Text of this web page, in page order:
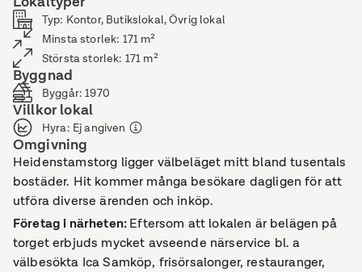
Typ: Kontor, Butikslokal, Övrig lokal
Minsta storlek: 171 m²
Största storlek: 171 m²
Byggnad
Byggår:1970
Villkor lokal
Hyra: Ej angiven
Omgivning
Heidenstamstorg ligger välbeläget mitt bland tusentals
bostäder. Hit kommer många besökare dagligen för att
utföra diverse ärenden och inköp.
Företag i närheten:Eftersom att lokalen är belägen på
torget erbjuds mycket avseende närservice bl. a
välbesökta Ica Samköp, frisörsalonger, restauranger,